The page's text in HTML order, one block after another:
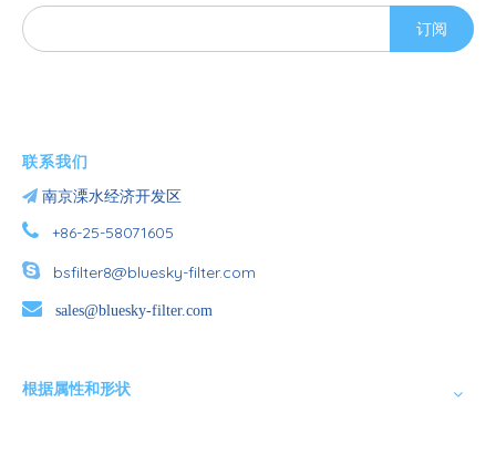
订阅
联系我们
 南京溧水经济开发区
 +86-25-58071605

bsfilter8@bluesky-filter.com

sales@bluesky-filter.com
根据属性和形状